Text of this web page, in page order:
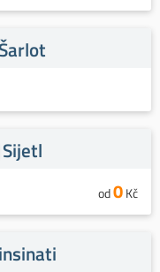
Šarlot
Sijetl
od0Kč